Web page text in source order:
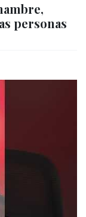
personas